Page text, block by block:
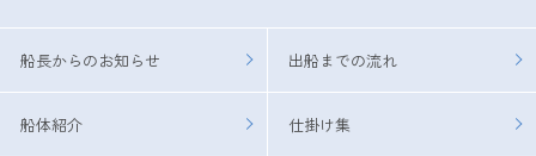
船長からのお知らせ 出船までの流れ
船体紹介 仕掛け集